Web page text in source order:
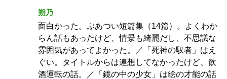
朔乃
面白かった。ぶあつい短篇集（14篇）。よくわか
らん話もあったけど、情景も綺麗だし、不思議な
雰囲気があってよかった。／「死神の馭者」はえ
ぐい。タイトルからは連想してなかったけど、飲
酒運転の話。／「鏡の中の少女」は絵の才能の話